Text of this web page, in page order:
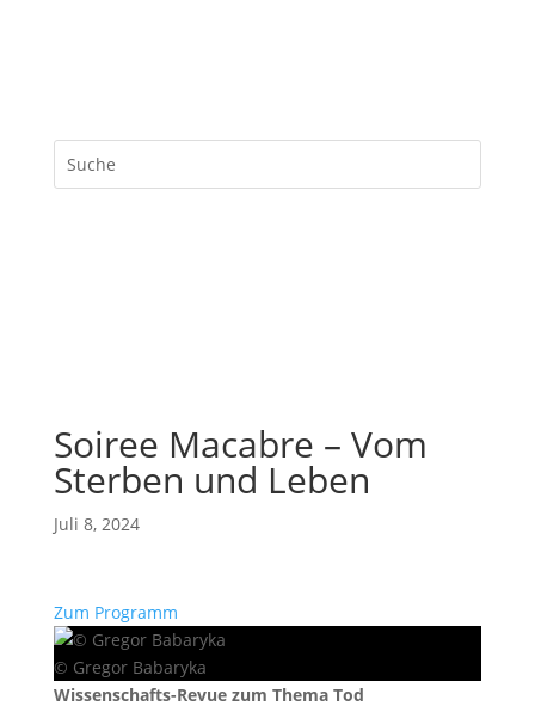
Soiree Macabre – Vom
Sterben und Leben
Juli 8, 2024
Zum Programm
© Gregor Babaryka
Wissenschafts-Revue zum Thema Tod